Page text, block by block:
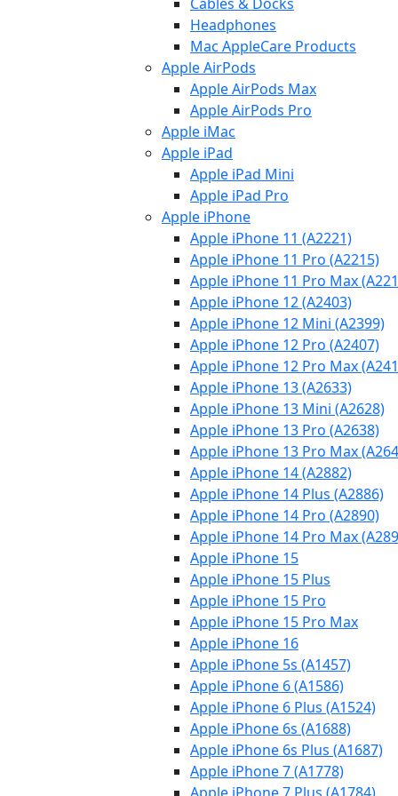
Headphones
Mac AppleCare Products
Apple AirPods
Apple AirPods Max
Apple AirPods Pro
Apple iMac
Apple iPad
Apple iPad Mini
Apple iPad Pro
Apple iPhone
Apple iPhone 11 (A2221)
Apple iPhone 11 Pro (A2215)
Apple iPhone 11 Pro Max
Apple iPhone 12 (A2403)
Apple iPhone 12 Mini (A2399)
Apple iPhone 12 Pro (A2407)
Apple iPhone 12 Pro Max
Apple iPhone 13 (A2633)
Apple iPhone 13 Mini (A2628)
Apple iPhone 13 Pro (A2638)
Apple iPhone 13 Pro Max
Apple iPhone 14 (A2882)
Apple iPhone 14 Plus (A2886)
Apple iPhone 14 Pro (A2890)
Apple iPhone 14 Pro Max
Apple iPhone 15
Apple iPhone 15 Plus
Apple iPhone 15 Pro
Apple iPhone 15 Pro Max
Apple iPhone 16
Apple iPhone 5s (A1457)
Apple iPhone 6 (A1586)
Apple iPhone 6 Plus (A1524)
Apple iPhone 6s (A1688)
Apple iPhone 6s Plus (A1687)
Apple iPhone 7 (A1778)